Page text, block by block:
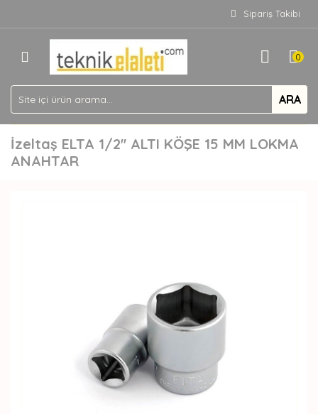
Sipariş Takibi
ARA
0
İzeltaş ELTA 1/2'' ALTI KÖŞE 15 MM LOKMA
ANAHTAR